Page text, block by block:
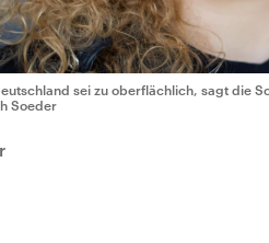
sei zu oberflächlich, sagt die
Soeder